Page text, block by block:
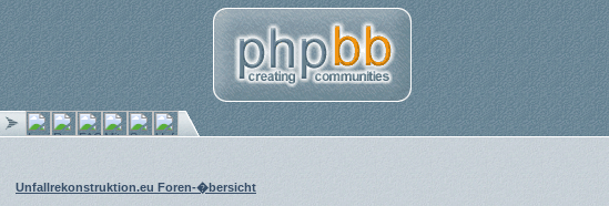
Unfallrekonstruktion.eu Foren-�bersicht